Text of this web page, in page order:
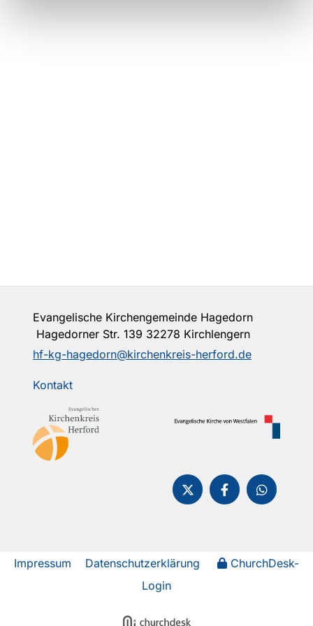
Evangelische Kirchengemeinde Hagedorn
Hagedorner Str. 139 32278 Kirchlengern
hf-kg-hagedorn@kirchenkreis-herford.de
Kontakt
Impressum Datenschutzerklärung
ChurchDesk-
Login